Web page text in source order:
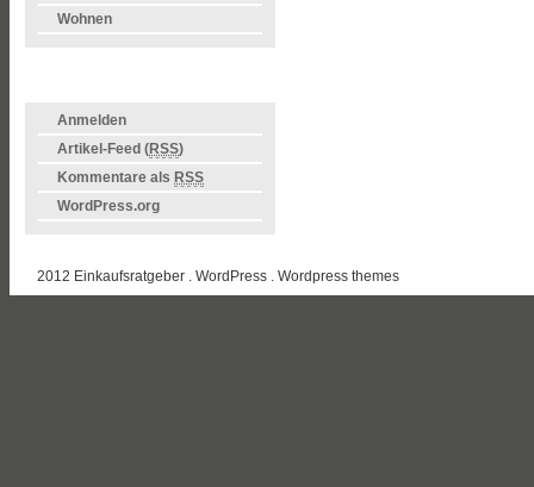
Wohnen
Anmelden
Artikel-Feed (RSS)
Kommentare als RSS
WordPress.org
2012 Einkaufsratgeber . WordPress . Wordpress themes